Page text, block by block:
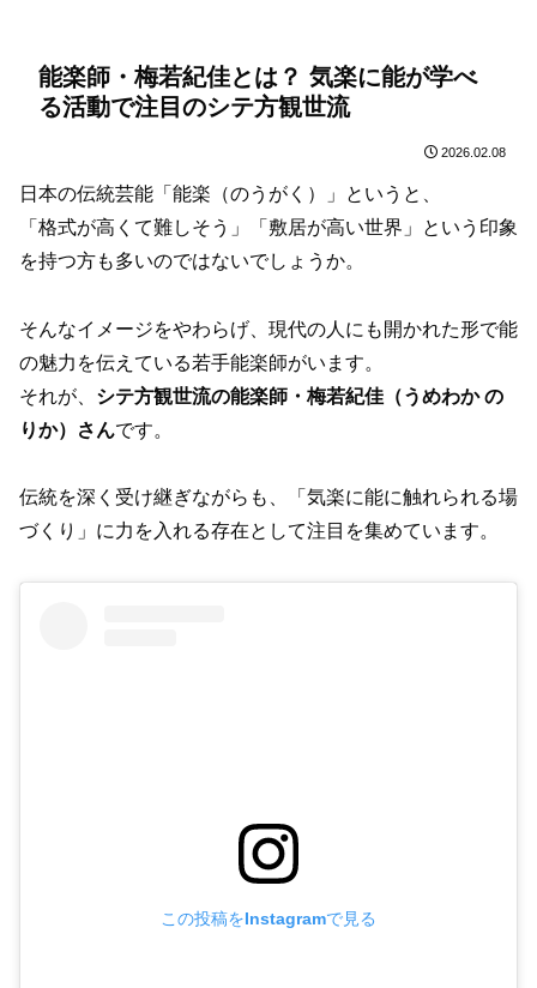
能楽師・梅若紀佳とは？ 気楽に能が学べ
る活動で注目のシテ方観世流
2026.02.08
日本の伝統芸能「能楽（のうがく）」というと、
「格式が高くて難しそう」「敷居が高い世界」という印象
を持つ方も多いのではないでしょうか。
そんなイメージをやわらげ、現代の人にも開かれた形で能
の魅力を伝えている若手能楽師がいます。
それが、 シテ方観世流の能楽師・梅若紀佳（うめわか の
りか）さんです。
伝統を深く受け継ぎながらも、「気楽に能に触れられる場
づくり」に力を入れる存在として注目を集めています。
この投稿をInstagramで見る